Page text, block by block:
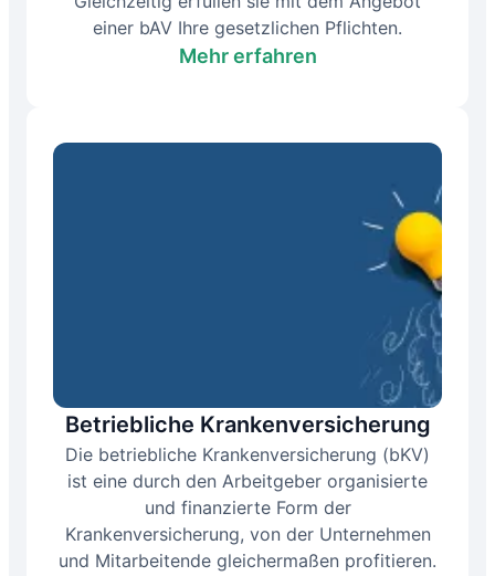
einer bAV Ihre gesetzlichen Pflichten.
Mehr erfahren
Betriebliche Krankenversicherung
Die betriebliche Krankenversicherung (bKV)
ist eine durch den Arbeitgeber organisierte
und finanzierte Form der
Krankenversicherung, von der Unternehmen
und Mitarbeitende gleichermaßen profitieren.